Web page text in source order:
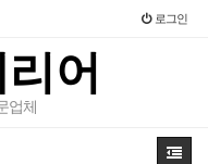
로그인
어
업체